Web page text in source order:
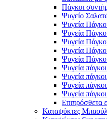
Πάγκοι
Ψυγείο
Ψυγεία
Ψυγεία
Ψυγεία
Ψυγεία
Ψυγεία
Ψυγεία
Ψυγεία
Ψυγεία
Ψυγεία
Επιπρόσθετα
Καταψύκτες